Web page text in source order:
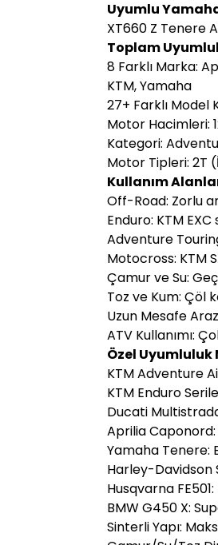
Uyumlu
XT660 Z Tenere
Toplam
8 Farklı Marka:
KTM, Yamaha
27+ Farklı Model
Motor Hacimleri:
Kategori:
Motor Tipleri: 2T
Kullanım
Off-Road: Zorlu
Enduro: KTM EXC
Adventure
Motocross: KTM
Çamur ve Su:
Toz ve Kum: Çöl
Uzun Mesafe
ATV Kullanımı:
Özel Uyumluluk
KTM Adventure
KTM Enduro
Ducati
Aprilia
Yamaha Tenere:
Harley-
Husqvarna
BMW G450 X:
Sinterli Yapı: